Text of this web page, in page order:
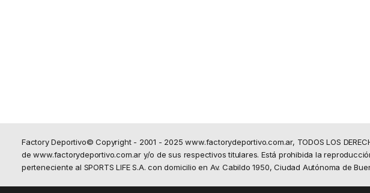
Factory Deportivo© Copyright - 2001 - 2025 www.factorydeportivo.com.ar, TODOS LOS
de www.factorydeportivo.com.ar y/o de sus respectivos titulares. Está prohibida la
perteneciente al SPORTS LIFE S.A. con domicilio en Av. Cabildo 1950, Ciudad Autónoma de